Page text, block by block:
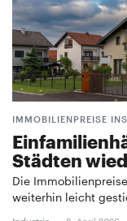
IMMOBILIENPREISE
Städten
Die
weiterhin leicht